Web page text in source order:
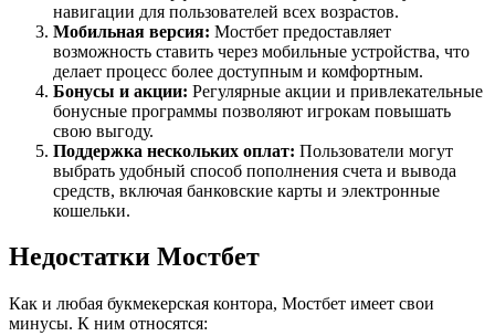
навигации для пользователей всех возрастов.
Мобильная версия: Мостбет предоставляет
возможность ставить через мобильные устройства, что
делает процесс более доступным и комфортным.
Бонусы и акции: Регулярные акции и привлекательные
бонусные программы позволяют игрокам повышать
свою выгоду.
Поддержка нескольких оплат: Пользователи могут
выбрать удобный способ пополнения счета и вывода
средств, включая банковские карты и электронные
кошельки.
Недостатки Мостбет
Как и любая букмекерская контора, Мостбет имеет свои
минусы. К ним относятся: